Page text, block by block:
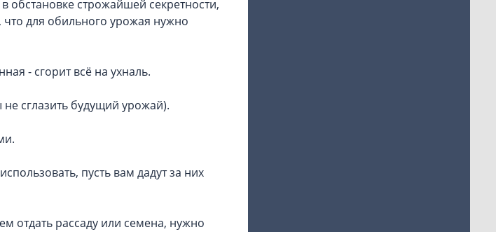
обстановке строжайшей секретности,
что для обильного урожая нужно
- сгорит всё на ухналь.
сглазить будущий урожай).
пусть вам дадут за них
отдать рассаду или семена, нужно